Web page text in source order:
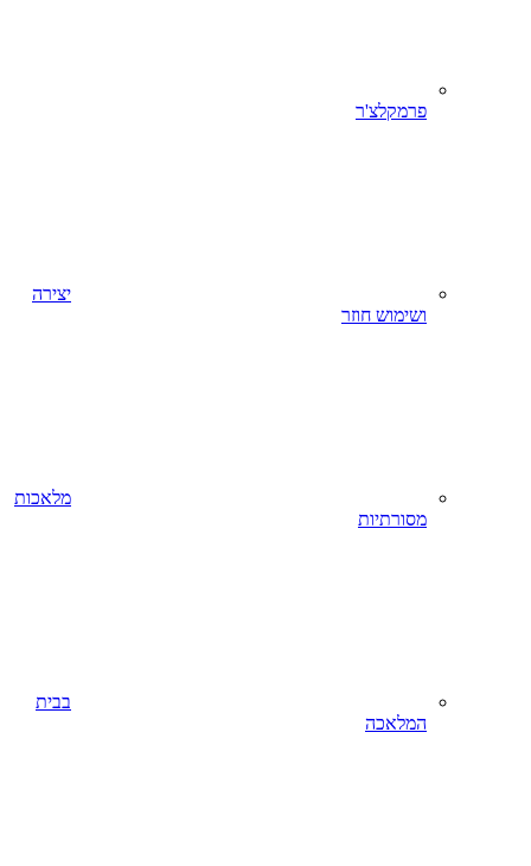
פרמקלצ'ר
יצירה
ושימוש חוזר
מלאכות
מסורתיות
בבית
המלאכה